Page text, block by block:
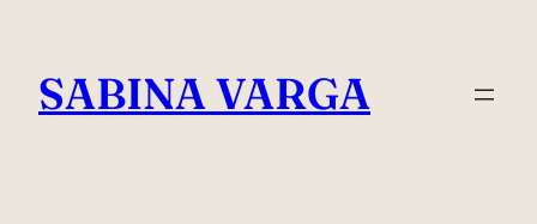
content
SABINA VARGA